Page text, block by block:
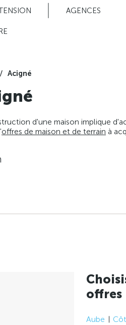
AGENCES
Acigné
d'une maison implique
offres de maison et de terrain à
offres
Aube